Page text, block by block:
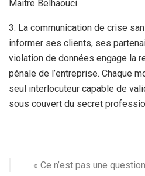
Maitre Belhaouci.
3. La communication de crise
informer ses clients, ses
violation de données engage la
pénale de l’entreprise. Chaque
seul interlocuteur capable de
sous couvert du secret
« Ce n’est pas une